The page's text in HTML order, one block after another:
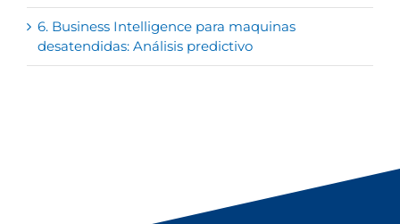
6. Business Intelligence para maquinas
desatendidas: Análisis predictivo